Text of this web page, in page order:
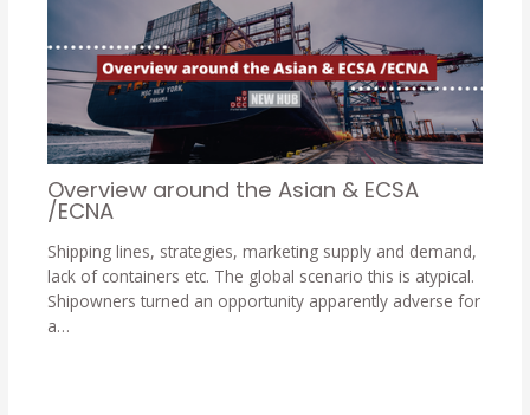
Overview around the Asian & ECSA
/ECNA
Shipping lines, strategies, marketing supply and demand,
lack of containers etc. The global scenario this is atypical.
Shipowners turned an opportunity apparently adverse for
a…